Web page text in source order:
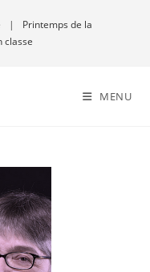
|
Printemps de la
classe
MENU